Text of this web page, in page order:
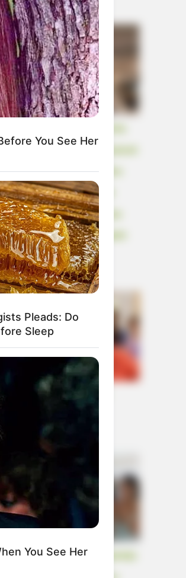
stan, ali ukidanje jedne
kartice otkrilo je neplaćeni
potpis i investiciju
je njezin muž mogao izgubiti
je nekoliko sekundi
gledala u zaslon.
prepoznaješ svog malog prijatelja
You See Her
Pleads: Do
Sleep
You See Her
King Remake
Curves—Now